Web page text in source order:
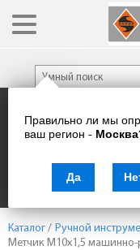
Правильно ли мы
ваш регион - Москва
Да
Каталог
Каталог / Ручной
Метчик М10х1,5